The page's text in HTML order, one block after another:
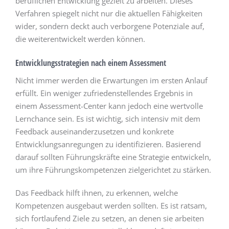
Verfahren spiegelt nicht nur die aktuellen Fähigkeiten
wider, sondern deckt auch verborgene Potenziale auf,
die weiterentwickelt werden können.
Entwicklungsstrategien nach einem Assessment
Nicht immer werden die Erwartungen im ersten Anlauf
erfüllt. Ein weniger zufriedenstellendes Ergebnis in
einem Assessment-Center kann jedoch eine wertvolle
Lernchance sein. Es ist wichtig, sich intensiv mit dem
Feedback auseinanderzusetzen und konkrete
Entwicklungsanregungen zu identifizieren. Basierend
darauf sollten Führungskräfte eine Strategie entwickeln,
um ihre Führungskompetenzen zielgerichtet zu stärken.
Das Feedback hilft ihnen, zu erkennen, welche
Kompetenzen ausgebaut werden sollten. Es ist ratsam,
sich fortlaufend Ziele zu setzen, an denen sie arbeiten